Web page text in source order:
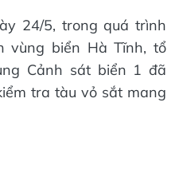
24/5, trong quá trình
vùng biển Hà Tĩnh, tổ
Cảnh sát biển 1 đã
tra tàu vỏ sắt mang